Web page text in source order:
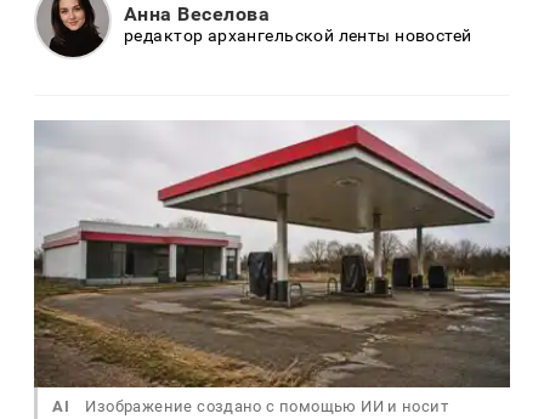
Анна Веселова
редактор архангельской ленты новостей
AI
Изображение создано с помощью ИИ и носит